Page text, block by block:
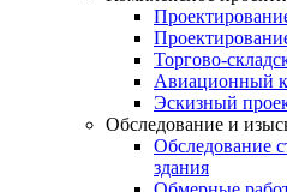
Торгово-
Авиационный
Эскизный
Обследование и
Обследование
здания